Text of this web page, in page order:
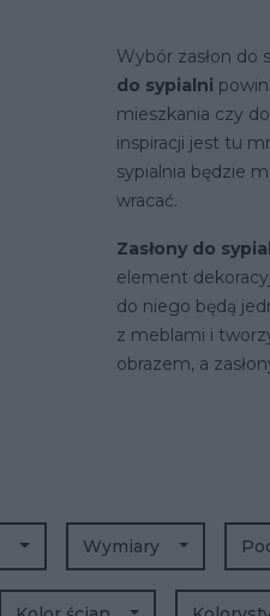
Wybór zasłon do
do sypialni
mieszkania czy
inspiracji jest tu
sypialnia będzie
wracać.
Zasłony do
element
do niego będą
z meblami i
obrazem, a
Wymiary